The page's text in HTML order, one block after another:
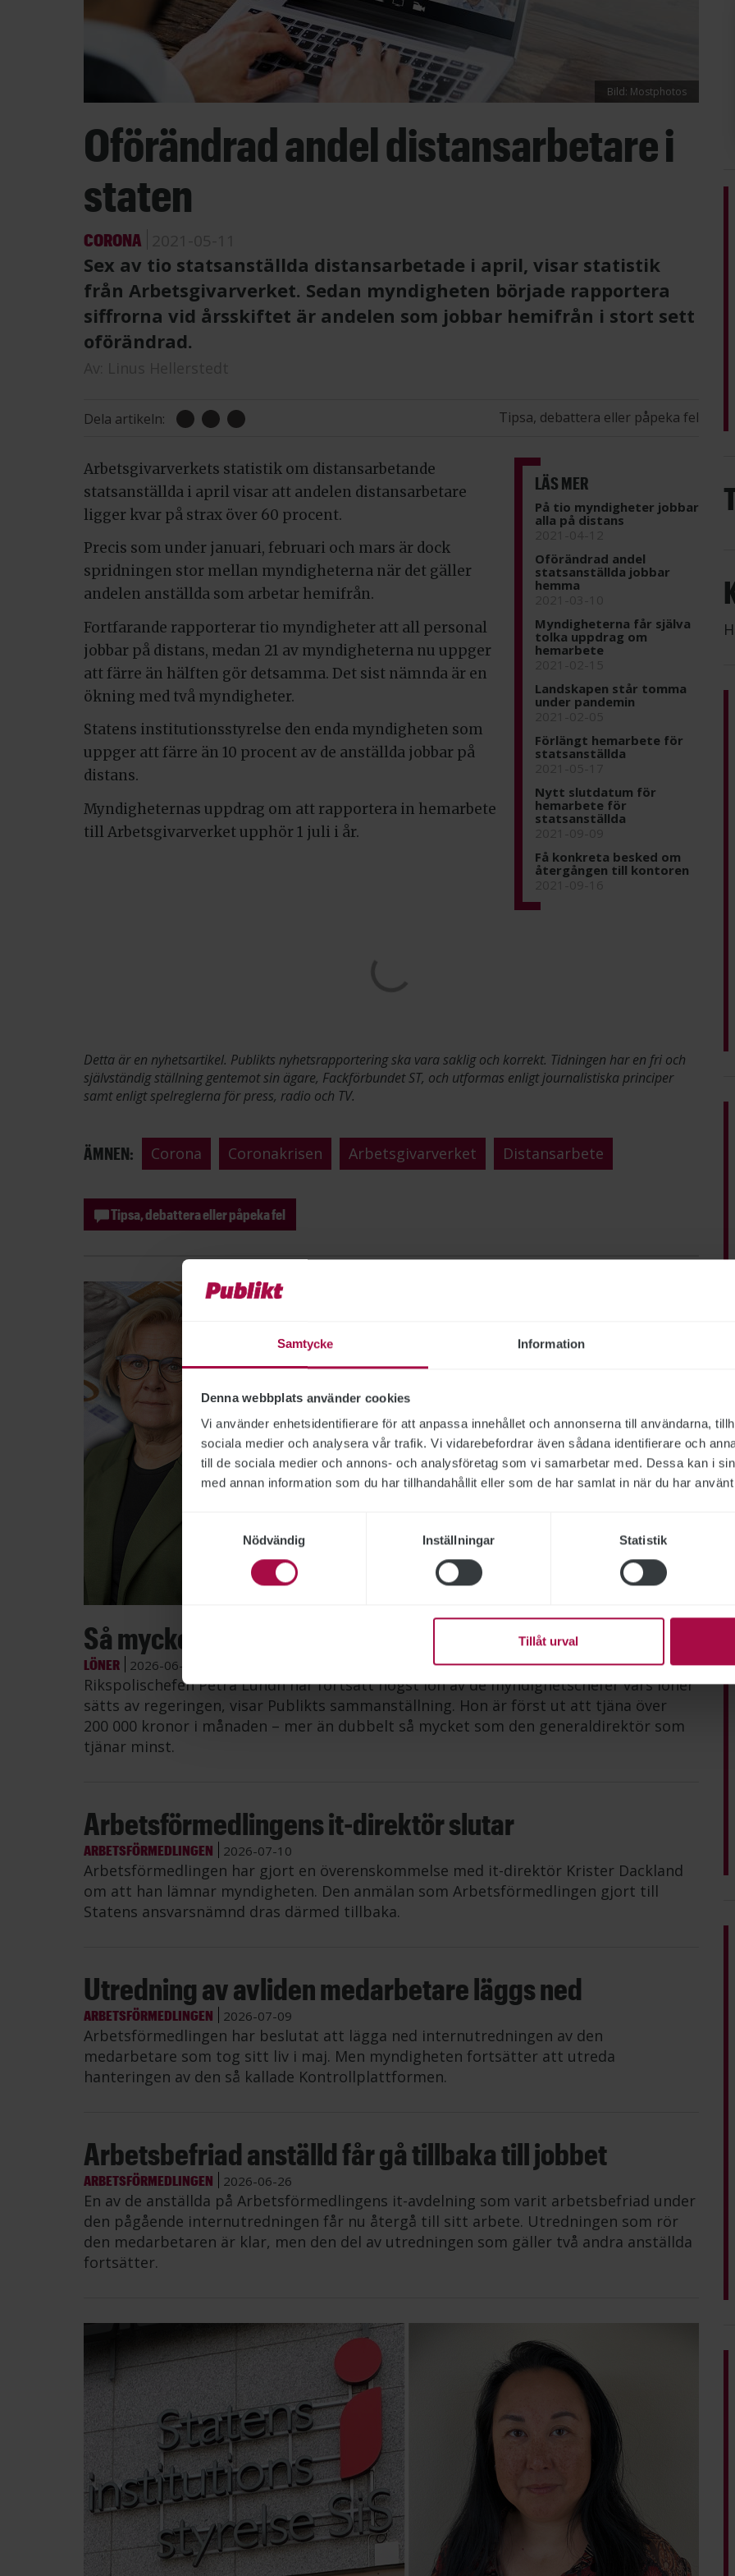
Samtycke Information
Denna webbplats använder cookies
Vi använder enhetsidentifierare för att anpassa innehållet och annonserna till användarna,
sociala medier och analysera vår trafik. Vi vidarebefordrar även sådana identifierare och
till de sociala medier och annons- och analysföretag som vi samarbetar med. Dessa kan i
med annan information som du har tillhandahållit eller som de har samlat in när du har
Nödvändig
Inställningar Statistik
Tillåt urval
Bild: Mostphotos
Oförändrad andel distansarbetare i
staten
CORONA
Sex av tio statsanställda distansarbetade i april, visar statistik
från Arbetsgivarverket. Sedan myndigheten började rapportera
siffrorna vid årsskiftet är andelen som jobbar hemifrån i stort sett
oförändrad.
Dela artikeln: Tipsa, debattera eller påpeka fel
LÄS MER
På tio myndigheter jobbar
alla på distans
Oförändrad andel
statsanställda jobbar
hemma
Myndigheterna får själva
tolka uppdrag om
hemarbete
Landskapen står tomma
under pandemin
Förlängt hemarbete för
statsanställda
Nytt slutdatum för
hemarbete för
statsanställda
Få konkreta besked om
återgången till kontoren
Arbetsgivarverkets statistik om distansarbetande
statsanställda i april visar att andelen distansarbetare
ligger kvar på strax över 60 procent.
Precis som under januari, februari och mars är dock
spridningen stor mellan myndigheterna när det gäller
andelen anställda som arbetar hemifrån.
Fortfarande rapporterar tio myndigheter att all personal
jobbar på distans, medan 21 av myndigheterna nu uppger
att färre än hälften gör detsamma. Det sist nämnda är en
ökning med två myndigheter.
Statens institutionsstyrelse den enda myndigheten som
uppger att färre än 10 procent av de anställda jobbar på
distans.
Myndigheternas uppdrag om att rapportera in hemarbete
till Arbetsgivarverket upphör 1 juli i år.
Detta är en nyhetsartikel. Publikts nyhetsrapportering ska vara saklig och korrekt. Tidningen har en fri och
självständig ställning gentemot sin ägare, Fackförbundet ST, och utformas enligt journalistiska principer
samt enligt spelreglerna för press, radio och TV.
ÄMNEN: Corona Coronakrisen Arbetsgivarverket Distansarbete
Tipsa, debattera eller påpeka fel
Så mycket tjänar myndighetscheferna
LÖNER 2026-06-26
Rikspolischefen Petra Lundh har fortsatt högst lön av de myndighetschefer vars löner
sätts av regeringen, visar Publikts sammanställning. Hon är först ut att tjäna över
200 000 kronor i månaden – mer än dubbelt så mycket som den generaldirektör som
tjänar minst.
Arbetsförmedlingens it-direktör slutar
ARBETSFÖRMEDLINGEN 2026-07-10
Arbetsförmedlingen har gjort en överenskommelse med it-direktör Krister Dackland
om att han lämnar myndigheten. Den anmälan som Arbetsförmedlingen gjort till
Statens ansvarsnämnd dras därmed tillbaka.
Utredning av avliden medarbetare läggs ned
ARBETSFÖRMEDLINGEN 2026-07-09
Arbetsförmedlingen har beslutat att lägga ned internutredningen av den
medarbetare som tog sitt liv i maj. Men myndigheten fortsätter att utreda
hanteringen av den så kallade Kontrollplattformen.
Arbetsbefriad anställd får gå tillbaka till jobbet
ARBETSFÖRMEDLINGEN 2026-06-26
En av de anställda på Arbetsförmedlingens it-avdelning som varit arbetsbefriad under
den pågående internutredningen får nu återgå till sitt arbete. Utredningen som rör
den medarbetaren är klar, men den del av utredningen som gäller två andra anställda
fortsätter.